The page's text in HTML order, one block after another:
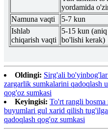
yordamida
Namuna vaqti
5-7 kun
Ishlab
chiqarish vaqti
5-15 kun
bo'lishi kerak)
Oldingi: Sirg'ali
zargarlik sumkalarini qadoqlash
qog'oz sumkasi
Keyingisi: To'rt rangli bosma
buyumlari gul xarid qilish
qadoqlash qog'oz sumkasi